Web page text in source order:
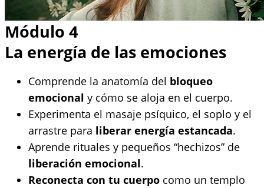
Módulo 4
La energía de las emociones
Comprende la anatomía del bloqueo
emocional y cómo se aloja en el cuerpo.
Experimenta el masaje psíquico, el soplo y el
arrastre para liberar energía estancada.
Aprende rituales y pequeños “hechizos” de
liberación emocional.
Reconecta con tu cuerpo como un templo